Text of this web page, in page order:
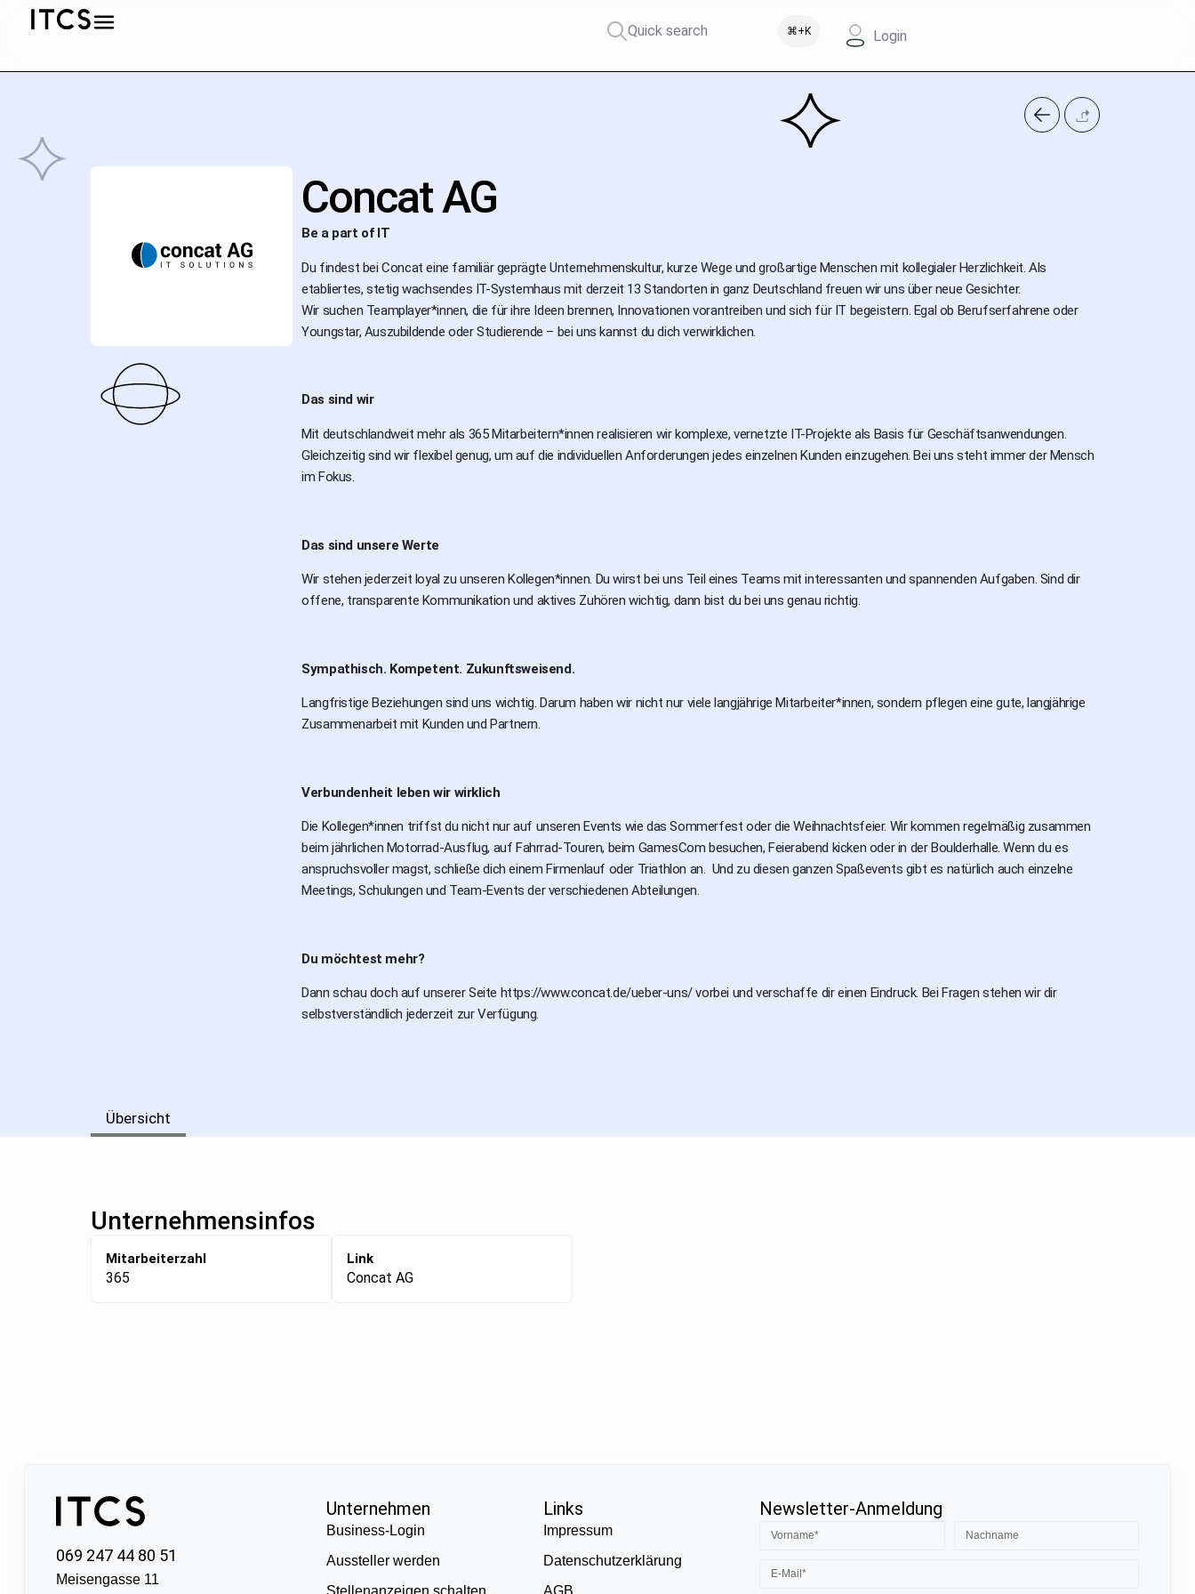
Quick search ⌘+K Login
Concat AG
Be a part of IT
Du findest bei Concat eine familiär geprägte Unternehmenskultur, kurze Wege und großartige Menschen mit kollegialer Herzlichkeit. Als
etabliertes, stetig wachsendes IT-Systemhaus mit derzeit 13 Standorten in ganz Deutschland freuen wir uns über neue Gesichter.
Wir suchen Teamplayer*innen, die für ihre Ideen brennen, Innovationen vorantreiben und sich für IT begeistern. Egal ob Berufserfahrene oder
Youngstar, Auszubildende oder Studierende – bei uns kannst du dich verwirklichen.
Das sind wir
Mit deutschlandweit mehr als 365 Mitarbeitern*innen realisieren wir komplexe, vernetzte IT-Projekte als Basis für Geschäftsanwendungen.
Gleichzeitig sind wir flexibel genug, um auf die individuellen Anforderungen jedes einzelnen Kunden einzugehen. Bei uns steht immer der Mensch
im Fokus.
Das sind unsere Werte
Wir stehen jederzeit loyal zu unseren Kollegen*innen. Du wirst bei uns Teil eines Teams mit interessanten und spannenden Aufgaben. Sind dir
offene, transparente Kommunikation und aktives Zuhören wichtig, dann bist du bei uns genau richtig.
Sympathisch. Kompetent. Zukunftsweisend.
Langfristige Beziehungen sind uns wichtig. Darum haben wir nicht nur viele langjährige Mitarbeiter*innen, sondern pflegen eine gute, langjährige
Zusammenarbeit mit Kunden und Partnern.
Verbundenheit leben wir wirklich
Die Kollegen*innen triffst du nicht nur auf unseren Events wie das Sommerfest oder die Weihnachtsfeier. Wir kommen regelmäßig zusammen
beim jährlichen Motorrad-Ausflug, auf Fahrrad-Touren, beim GamesCom besuchen, Feierabend kicken oder in der Boulderhalle. Wenn du es
anspruchsvoller magst, schließe dich einem Firmenlauf oder Triathlon an. Und zu diesen ganzen Spaßevents gibt es natürlich auch einzelne
Meetings, Schulungen und Team-Events der verschiedenen Abteilungen.
Du möchtest mehr?
Dann schau doch auf unserer Seite https://www.concat.de/ueber-uns/ vorbei und verschaffe dir einen Eindruck. Bei Fragen stehen wir dir
selbstverständlich jederzeit zur Verfügung.
Übersicht
Unternehmensinfos
Mitarbeiterzahl
365
Link
Concat AG
069 247 44 80 51
Meisengasse 11
Unternehmen
Business-Login
Aussteller werden
Stellenanzeigen schalten
Links
Impressum
Datenschutzerklärung
AGB
Newsletter-Anmeldung